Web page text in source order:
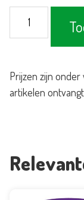
stretch
goud
aantal
Prijzen zijn
artikelen